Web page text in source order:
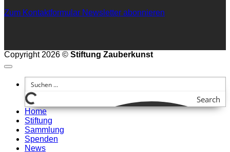
Zum Kontaktformular Newsletter abonnieren
Copyright 2026 © Stiftung Zauberkunst
Search
Home
Stiftung
Sammlung
Spenden
News